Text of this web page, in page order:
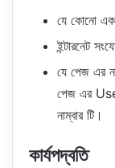
যে কোনো
ইন্টারনেট
যে পেজ এর
পেজ এর
নাম্বার টি।
কার্যপদ্বতি